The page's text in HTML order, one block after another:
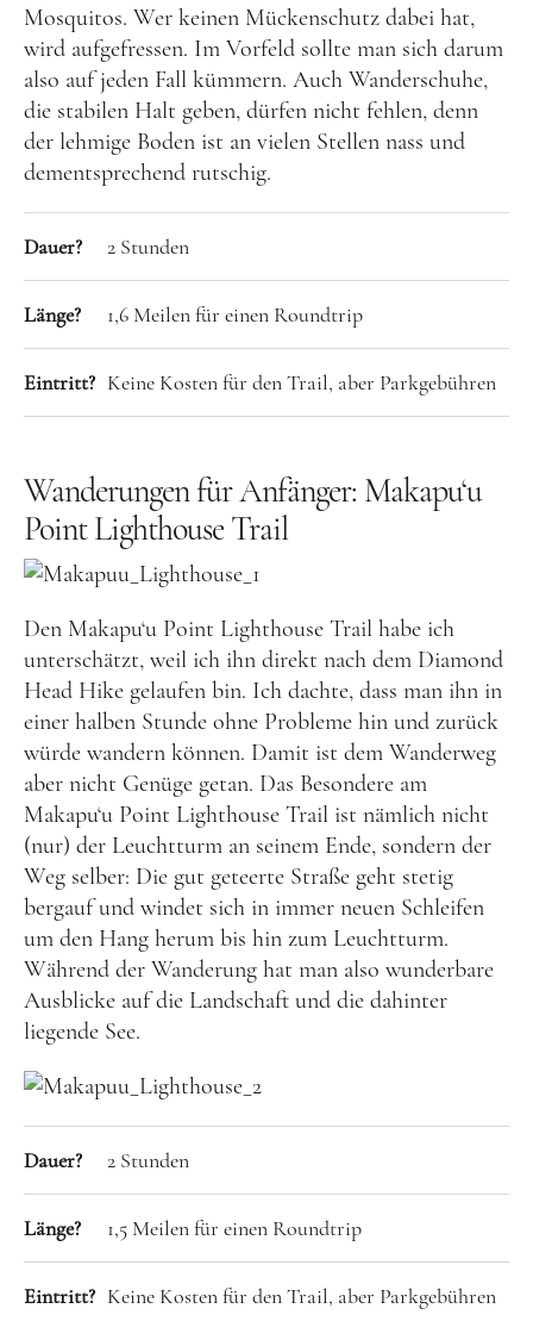
und leidenschaftliche Bloggerin, und schreibe auf
diesem meinem Blog über das Wandern, das Reisen
und Food. Wenn du dich für diese Themen
interessierst, dann bist du hier genau richtig.
Herzlich willkommen!
Mosquitos. Wer keinen Mückenschutz dabei hat,
wird aufgefressen. Im Vorfeld sollte man sich darum
also auf jeden Fall kümmern. Auch Wanderschuhe,
die stabilen Halt geben, dürfen nicht fehlen, denn
der lehmige Boden ist an vielen Stellen nass und
dementsprechend rutschig.
Dauer? 2 Stunden
Länge? 1,6 Meilen für einen Roundtrip
Eintritt? Keine Kosten für den Trail, aber Parkgebühren
Wanderungen für Anfänger: Makapu‘u
Point Lighthouse Trail
Den Makapu‘u Point Lighthouse Trail habe ich
unterschätzt, weil ich ihn direkt nach dem Diamond
Head Hike gelaufen bin. Ich dachte, dass man ihn in
einer halben Stunde ohne Probleme hin und zurück
würde wandern können. Damit ist dem Wanderweg
aber nicht Genüge getan. Das Besondere am
Makapu‘u Point Lighthouse Trail ist nämlich nicht
(nur) der Leuchtturm an seinem Ende, sondern der
Weg selber: Die gut geteerte Straße geht stetig
bergauf und windet sich in immer neuen Schleifen
um den Hang herum bis hin zum Leuchtturm.
Während der Wanderung hat man also wunderbare
Ausblicke auf die Landschaft und die dahinter
liegende See.
Dauer? 2 Stunden
Länge? 1,5 Meilen für einen Roundtrip
Eintritt? Keine Kosten für den Trail, aber Parkgebühren